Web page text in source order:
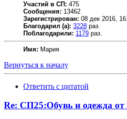
Участий в СП: 475
Сообщения: 13462
Зарегистрирован: 08 дек 2016,
Благодарил (а): 3228 раз.
Поблагодарили: 1179 раз.
Имя: Мария
Вернуться к началу
Ответить с цитатой
Re: СП25:Обувь и одежда